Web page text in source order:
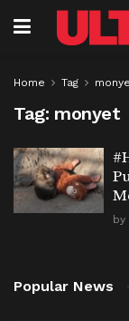
Home Tag
Tag: monyet
by
Popular News